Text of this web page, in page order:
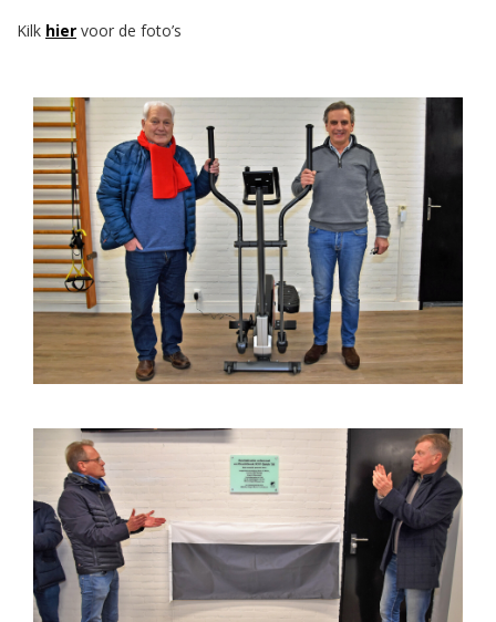
Kilk hier voor de foto’s